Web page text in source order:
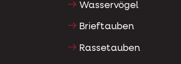
Wasservögel
Brieftauben
Rassetauben